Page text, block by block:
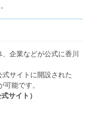
企業などが公式に香川
サイトに開設された
可能です。
サイト）